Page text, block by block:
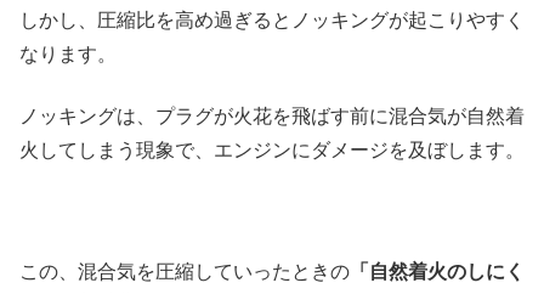
しかし、圧縮比を高め過ぎるとノッキングが起こりやすく
なります。
ノッキングは、プラグが火花を飛ばす前に混合気が自然着
火してしまう現象で、エンジンにダメージを及ぼします。
この、混合気を圧縮していったときの 「自然着火のしにく